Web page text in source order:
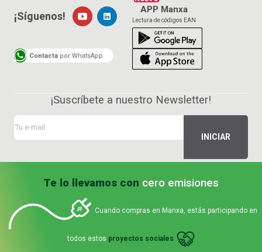
APP Manxa
Lectura de códigos EAN
¡Síguenos!
Contacta por WhatsApp
¡Suscríbete a nuestro Newsletter!
Te lo llevamos con cero emisiones
Cuando compras en Manxa, estás participando en
todos estos proyectos sociales